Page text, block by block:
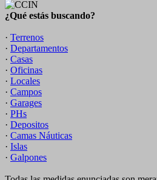
¿Qué estás buscando?
· Terrenos
· Departamentos
· Casas
· Oficinas
· Locales
· Campos
· Garages
· PHs
· Depositos
· Camas Náuticas
· Islas
· Galpones